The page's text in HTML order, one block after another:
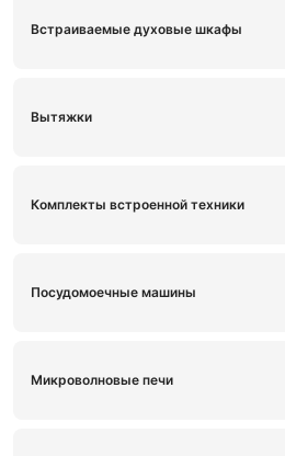
Встраиваемые духовые шкафы
Вытяжки
Комплекты встроенной техники
Посудомоечные машины
Микроволновые печи